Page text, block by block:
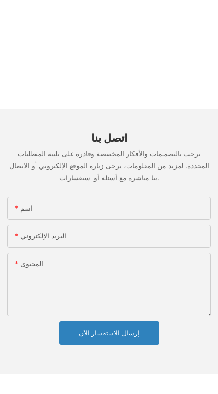
اتصل بنا
نرحب بالتصميمات والأفكار المخصصة وقادرة على تلبية المتطلبات
المحددة. لمزيد من المعلومات، يرجى زيارة الموقع الإلكتروني أو الاتصال
بنا مباشرة مع أسئلة أو استفسارات.
اسم
البريد الإلكتروني
المحتوى
إرسال الاستفسار الآن